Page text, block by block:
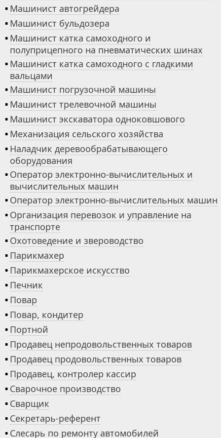
▪ Машинист автогрейдера
▪ Машинист бульдозера
▪ Машинист катка самоходного и
полуприцепного на пневматических шинах
▪ Машинист катка самоходного с гладкими
вальцами
▪ Машинист погрузочной машины
▪ Машинист трелевочной машины
▪ Машинист экскаватора одноковшового
▪ Механизация сельского хозяйства
▪ Наладчик деревообрабатывающего
оборудования
▪ Оператор электронно-вычислительных и
вычислительных машин
▪ Оператор электронно-вычислительных машин
▪ Организация перевозок и управление на
транспорте
▪ Охотоведение и звероводство
▪ Парикмахер
▪ Парикмахерское искусство
▪ Печник
▪ Повар
▪ Повар, кондитер
▪ Портной
▪ Продавец непродовольственных товаров
▪ Продавец продовольственных товаров
▪ Продавец, контролер кассир
▪ Сварочное производство
▪ Сварщик
▪ Секретарь-референт
▪ Слесарь по ремонту автомобилей